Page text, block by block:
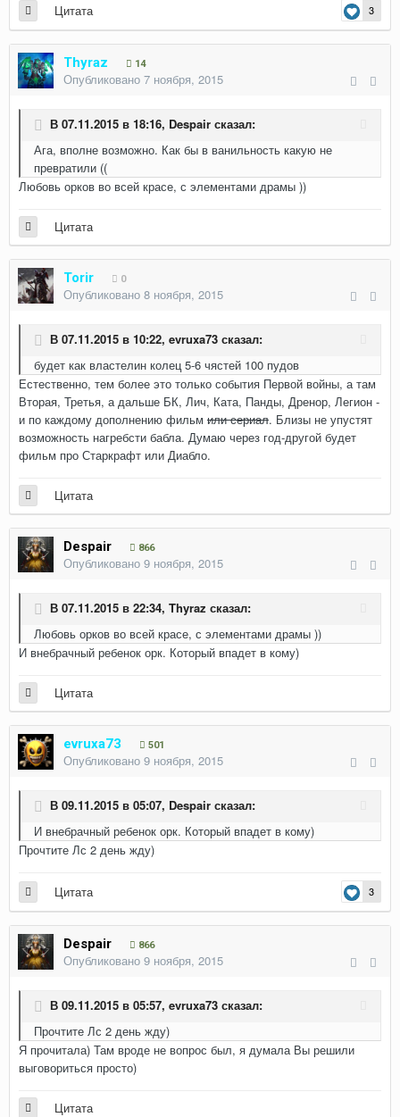
3
Цитата
Thyraz 14
Опубликовано 7 ноября, 2015
В 07.11.2015 в 18:16, Despair сказал:
Ага, вполне возможно. Как бы в ванильность какую не
превратили ((
Любовь орков во всей красе, с элементами драмы ))
Цитата
Torir 0
Опубликовано 8 ноября, 2015
В 07.11.2015 в 10:22, evruxa73 сказал:
будет как властелин колец 5-6 чястей 100 пудов
Естественно, тем более это только события Первой войны, а там
Вторая, Третья, а дальше БК, Лич, Ката, Панды, Дренор, Легион -
и по каждому дополнению фильм или сериал. Близы не упустят
возможность нагребсти бабла. Думаю через год-другой будет
фильм про Старкрафт или Диабло.
Цитата
Despair 866
Опубликовано 9 ноября, 2015
В 07.11.2015 в 22:34, Thyraz сказал:
Любовь орков во всей красе, с элементами драмы ))
И внебрачный ребенок орк. Который впадет в кому)
Цитата
evruxa73 501
Опубликовано 9 ноября, 2015
В 09.11.2015 в 05:07, Despair сказал:
И внебрачный ребенок орк. Который впадет в кому)
Прочтите Лс 2 день жду)
3
Цитата
Despair 866
Опубликовано 9 ноября, 2015
В 09.11.2015 в 05:57, evruxa73 сказал:
Прочтите Лс 2 день жду)
Я прочитала) Там вроде не вопрос был, я думала Вы решили
выговориться просто)
Цитата